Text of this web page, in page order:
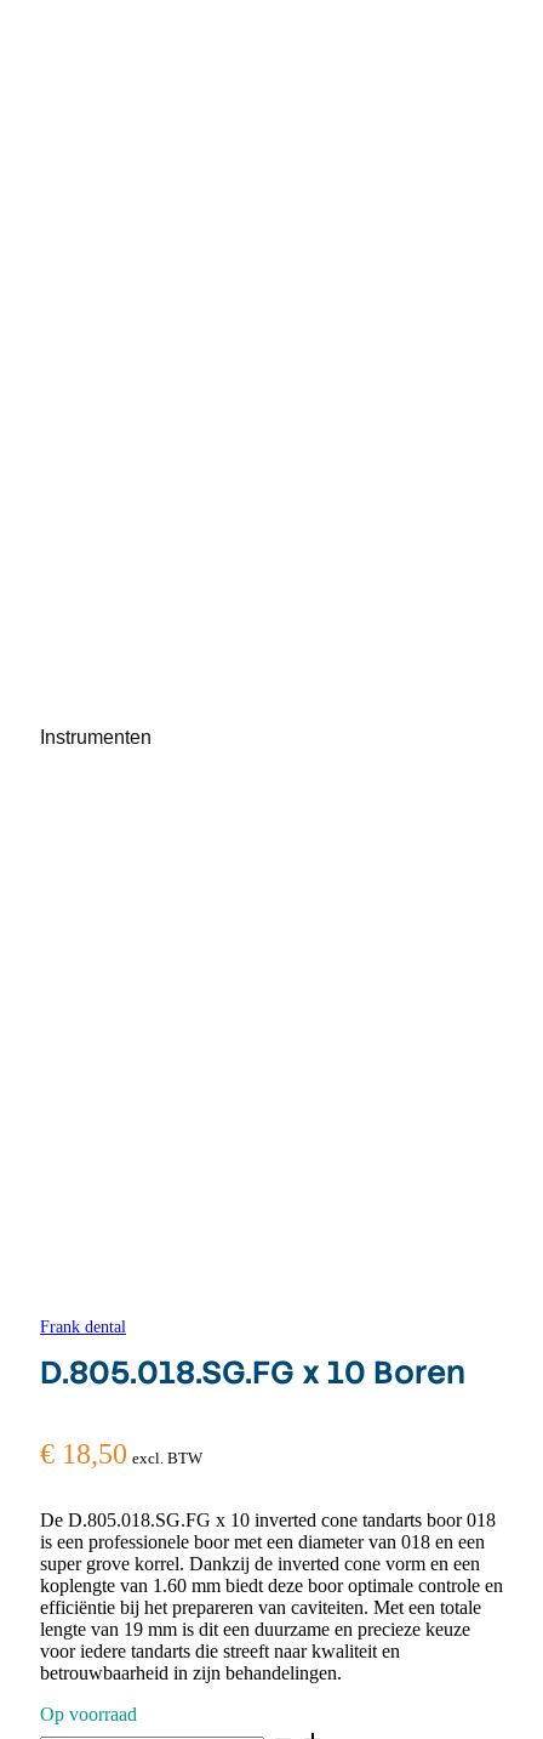
Instrumenten
Frank dental
D.805.018.SG.FG x 10 Boren
€ 18,50 excl. BTW
De D.805.018.SG.FG x 10 inverted cone tandarts boor 018
is een professionele boor met een diameter van 018 en een
super grove korrel. Dankzij de inverted cone vorm en een
koplengte van 1.60 mm biedt deze boor optimale controle en
efficiëntie bij het prepareren van caviteiten. Met een totale
lengte van 19 mm is dit een duurzame en precieze keuze
voor iedere tandarts die streeft naar kwaliteit en
betrouwbaarheid in zijn behandelingen.
Op voorraad